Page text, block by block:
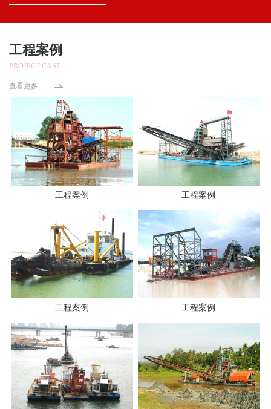
工程案例
PROJECT CASE
查看更多
工程案例 工程案例
工程案例 工程案例